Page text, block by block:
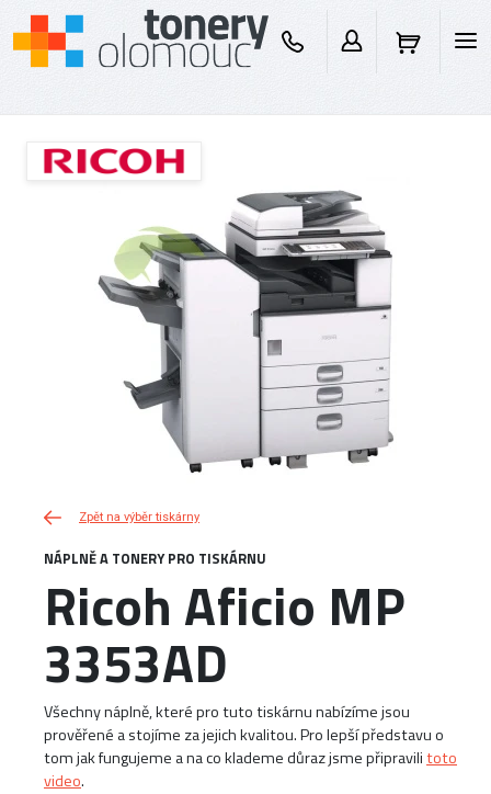
Zpět na výběr tiskárny
NÁPLNĚ A TONERY PRO TISKÁRNU
Ricoh Aficio MP
3353AD
Všechny náplně, které pro tuto tiskárnu nabízíme jsou
prověřené a stojíme za jejich kvalitou. Pro lepší představu o
tom jak fungujeme a na co klademe důraz jsme připravilitoto
video.